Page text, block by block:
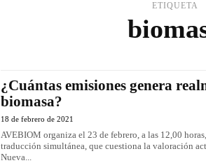
ETIQUETA
¿Cuántas emisiones genera
biomasa?
18 de febrero de 2021
AVEBIOM organiza el 23 de febrero, a las 12,00
traducción simultánea, que cuestiona la valoración
Nueva...